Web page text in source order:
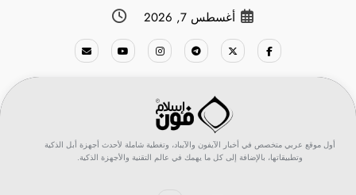
أغسطس 7, 2026
أول موقع عربي متخصص في أخبار الآيفون والآيباد، وتغطية شاملة لأحدث أجهزة أبل الذكية
وتطبيقاتها، بالإضافة إلى كل ما يهمك في عالم التقنية والأجهزة الذكية.